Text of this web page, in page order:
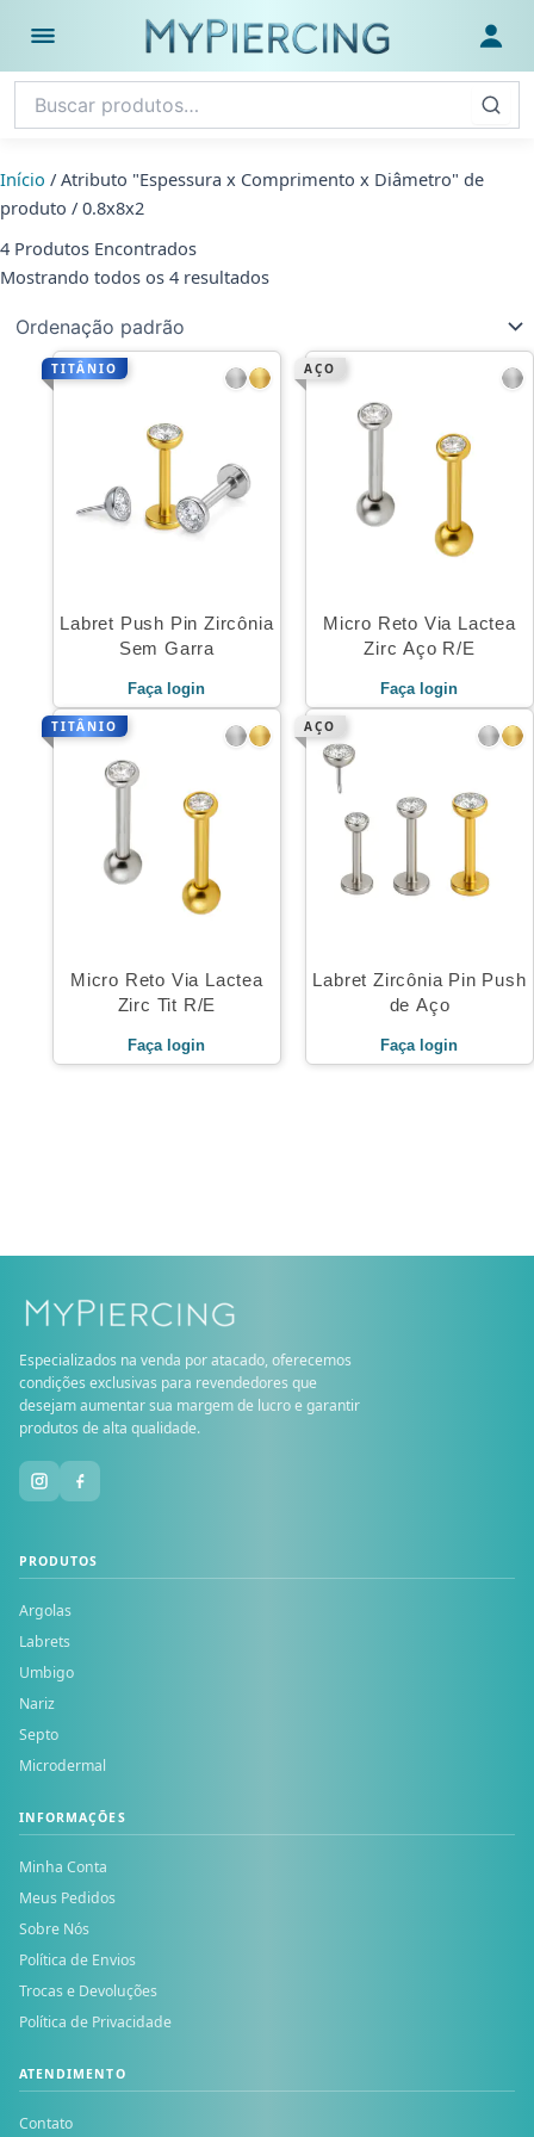
Abrir menu
para
o
conteúdo
Início / Atributo "Espessura x Comprimento x Diâmetro" de
produto / 0.8x8x2
4 Produtos Encontrados
Mostrando todos os 4 resultados
TITÂNIO
Labret Push Pin Zircônia
Sem Garra
Faça login
AÇO
Micro Reto Via Lactea
Zirc Aço R/E
Faça login
TITÂNIO
Micro Reto Via Lactea
Zirc Tit R/E
Faça login
AÇO
Labret Zircônia Pin Push
de Aço
Faça login
Especializados na venda por atacado, oferecemos
condições exclusivas para revendedores que
desejam aumentar sua margem de lucro e garantir
produtos de alta qualidade.
PRODUTOS
Argolas
Labrets
Umbigo
Nariz
Septo
Microdermal
INFORMAÇÕES
Minha Conta
Meus Pedidos
Sobre Nós
Política de Envios
Trocas e Devoluções
Política de Privacidade
ATENDIMENTO
Contato